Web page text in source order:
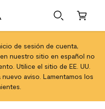
de sesión de cuenta,
nuestro sitio en español no
Utilice el sitio de EE. UU.
aviso. Lamentamos los